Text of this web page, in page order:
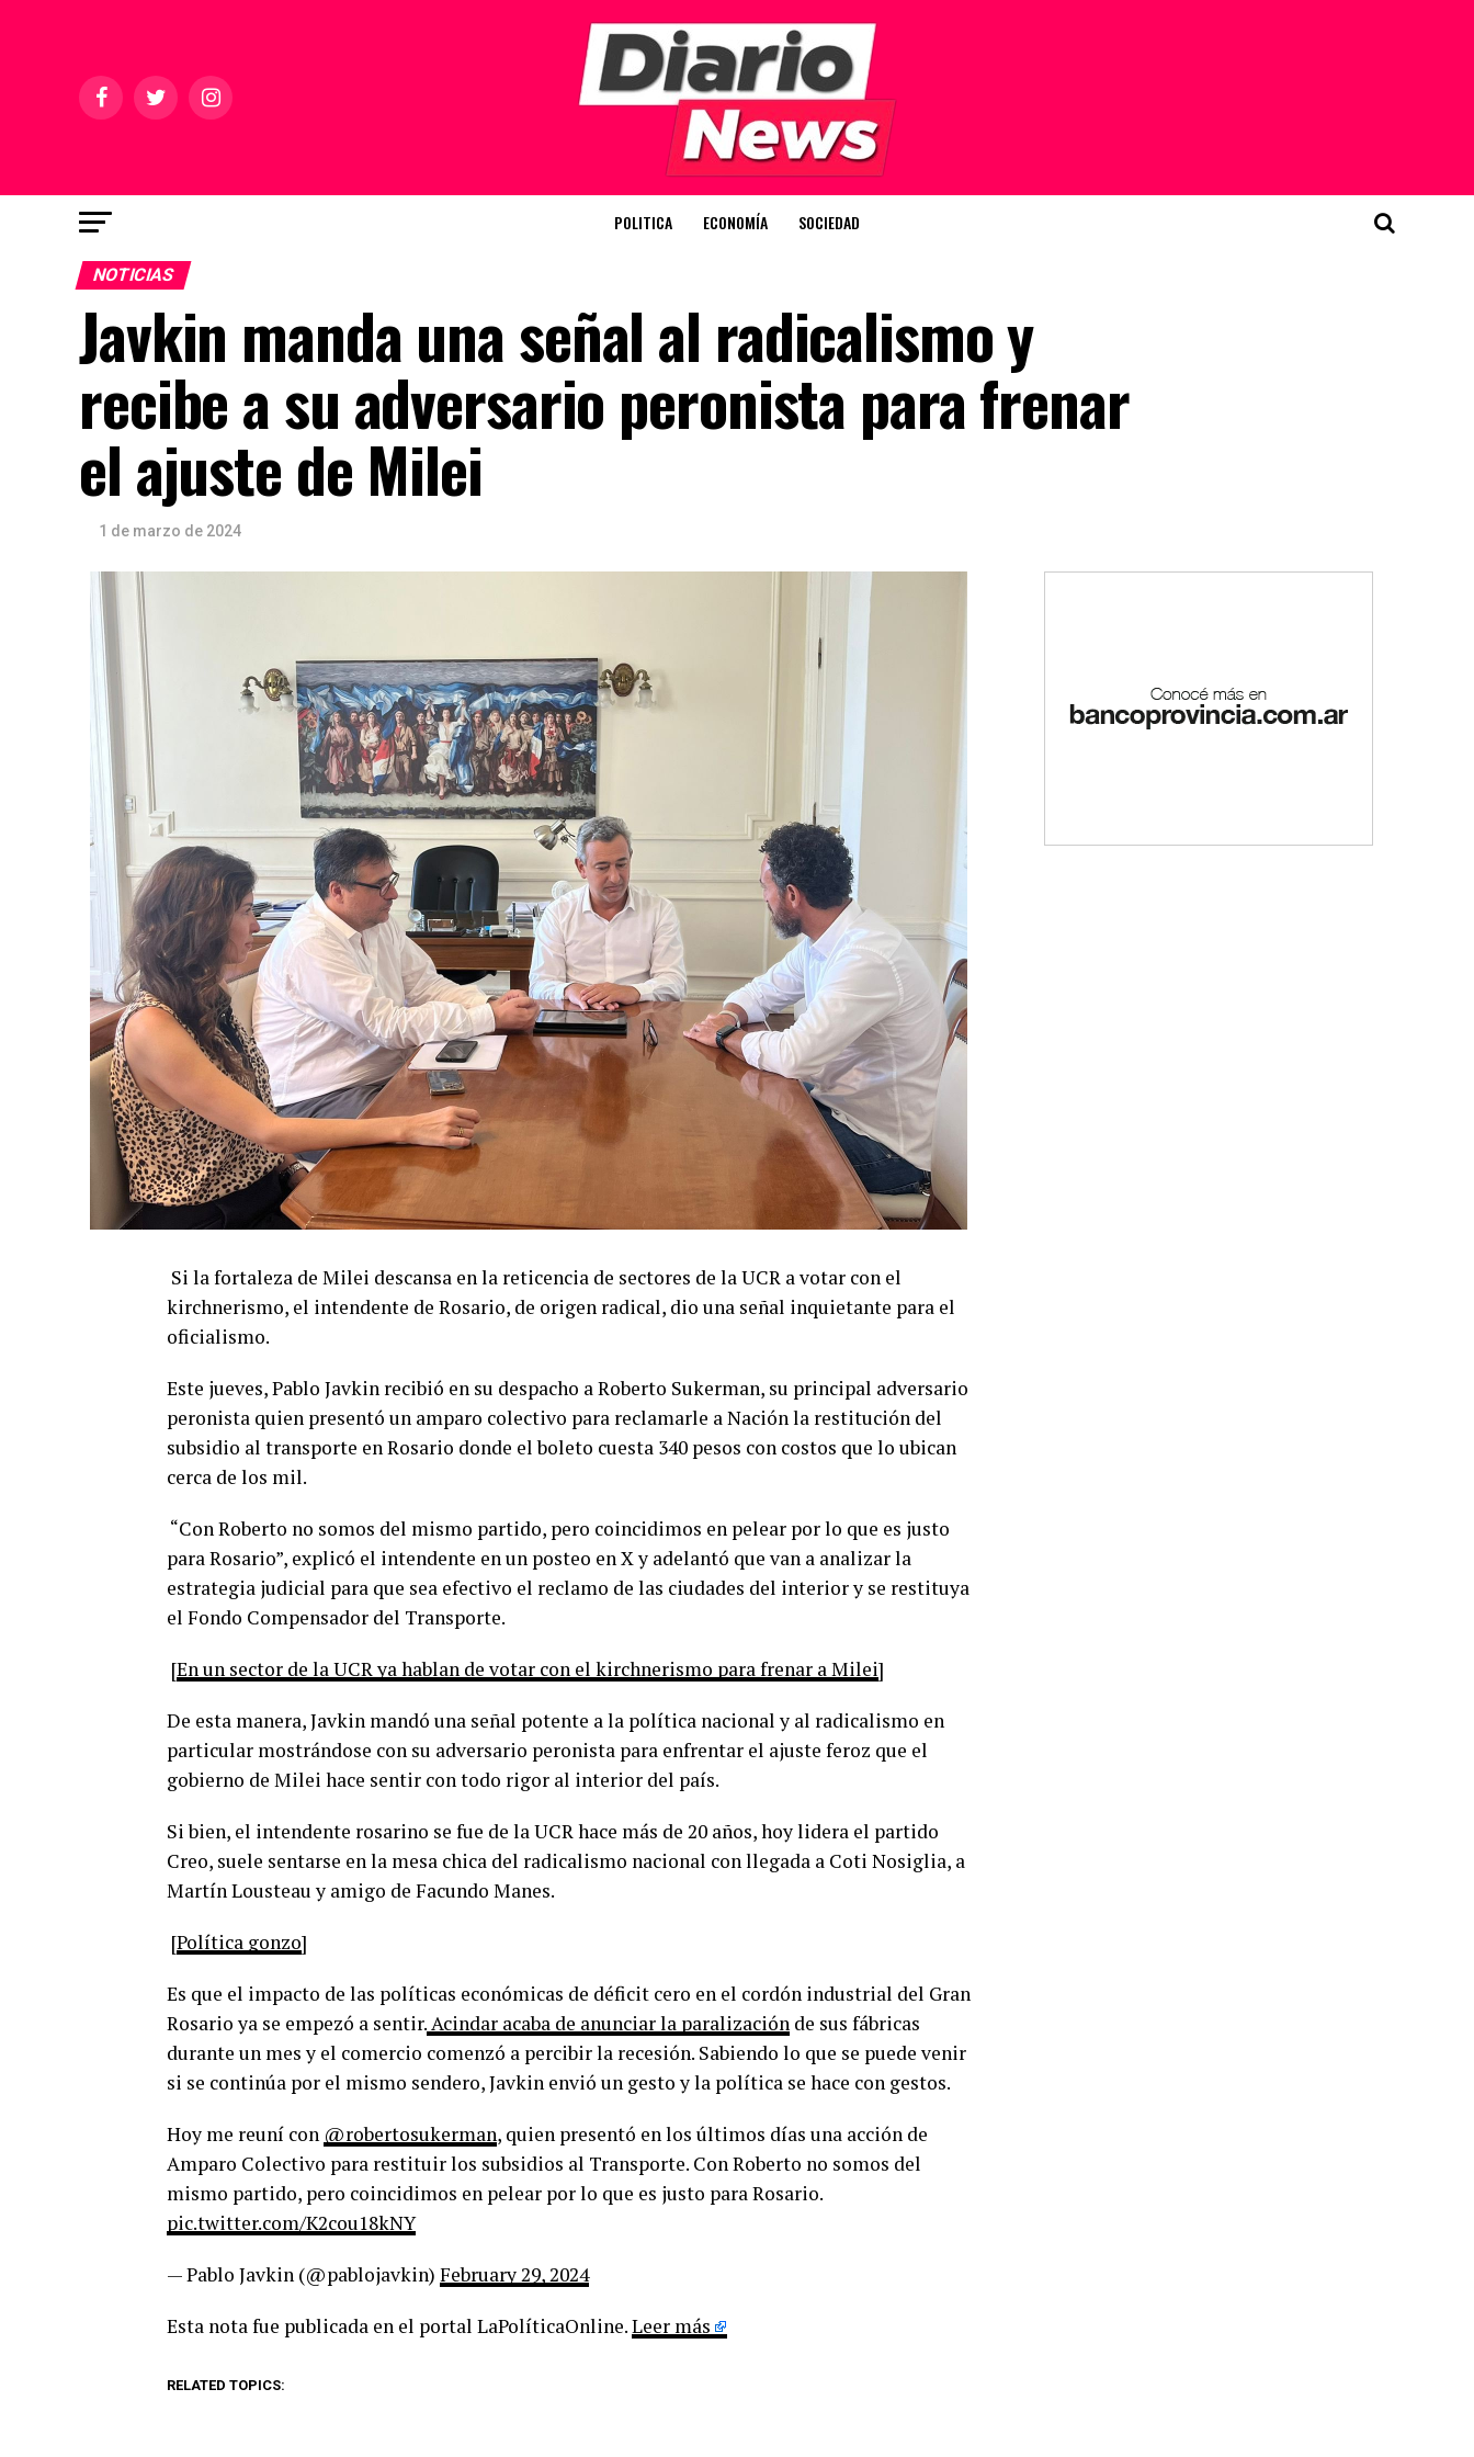
POLITICA ECONOMÍA SOCIEDAD
NOTICIAS
Javkin manda una señal al radicalismo y
recibe a su adversario peronista para frenar
el ajuste de Milei
1 de marzo de 2024
Si la fortaleza de Milei descansa en la reticencia de sectores de la UCR a votar con el
kirchnerismo, el intendente de Rosario, de origen radical, dio una señal inquietante para el
oficialismo.
Este jueves, Pablo Javkin recibió en su despacho a Roberto Sukerman, su principal adversario
peronista quien presentó un amparo colectivo para reclamarle a Nación la restitución del
subsidio al transporte en Rosario donde el boleto cuesta 340 pesos con costos que lo ubican
cerca de los mil.
“Con Roberto no somos del mismo partido, pero coincidimos en pelear por lo que es justo
para Rosario”, explicó el intendente en un posteo en X y adelantó que van a analizar la
estrategia judicial para que sea efectivo el reclamo de las ciudades del interior y se restituya
el Fondo Compensador del Transporte.
[En un sector de la UCR ya hablan de votar con el kirchnerismo para frenar a Milei]
De esta manera, Javkin mandó una señal potente a la política nacional y al radicalismo en
particular mostrándose con su adversario peronista para enfrentar el ajuste feroz que el
gobierno de Milei hace sentir con todo rigor al interior del país.
Si bien, el intendente rosarino se fue de la UCR hace más de 20 años, hoy lidera el partido
Creo, suele sentarse en la mesa chica del radicalismo nacional con llegada a Coti Nosiglia, a
Martín Lousteau y amigo de Facundo Manes.
[Política gonzo]
Es que el impacto de las políticas económicas de déficit cero en el cordón industrial del Gran
Rosario ya se empezó a sentir.Acindar acaba de anunciar la paralización de sus fábricas
durante un mes y el comercio comenzó a percibir la recesión. Sabiendo lo que se puede venir
si se continúa por el mismo sendero, Javkin envió un gesto y la política se hace con gestos.
Hoy me reuní con @robertosukerman, quien presentó en los últimos días una acción de
Amparo Colectivo para restituir los subsidios al Transporte. Con Roberto no somos del
mismo partido, pero coincidimos en pelear por lo que es justo para Rosario.
pic.twitter.com/K2cou18kNY
— Pablo Javkin (@pablojavkin) February 29, 2024
Esta nota fue publicada en el portal LaPolíticaOnline.Leer más
RELATED TOPICS: